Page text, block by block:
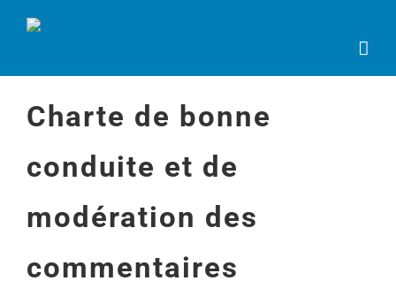
Charte de bonne
conduite et de
modération des
commentaires